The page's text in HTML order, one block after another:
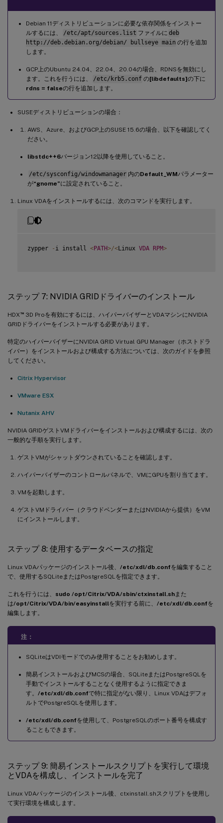
Debian 11ディストリビューションに必要な依存関係をインストー
ルするには、
/etc/apt/sources.list ファイルに deb
http://deb.debian.org/debian/ bullseye main の行を追加
します。
GCP上のUbuntu 24.04、22.04、20.04の場合、RDNSを無効にし
ます。これを行うには、
/etc/krb5.conf の[libdefaults]の下に
rdns = falseの行を追加します。
SUSEディストリビューションの場合：
AWS、Azure、およびGCP上のSUSE 15.6の場合、以下を確認してく
ださい。
libstdc++6バージョン12以降を使用していること。
/etc/sysconfig/windowmanager 内のDefault_WMパラメーター
が“gnome”に設定されていること。
Linux VDAをインストールするには、次のコマンドを実行します。
zypper - i install <PATH>/<Linux VDA RPM>
ステップ 7: NVIDIA GRIDドライバーのインストール
HDX™3D Proを有効にするには、ハイパーバイザーとVDAマシンにNVIDIA
GRIDドライバーをインストールする必要があります。
特定のハイパーバイザーにNVIDIA GRID Virtual GPU Manager（ホストドラ
イバー）をインストールおよび構成する方法については、次のガイドを参照
してください。
Citrix Hypervisor
VMware ESX
Nutanix AHV
NVIDIA GRIDゲストVMドライバーをインストールおよび構成するには、次の
一般的な手順を実行します。
ゲストVMがシャットダウンされていることを確認します。
ハイパーバイザーのコントロールパネルで、VMにGPUを割り当てます。
VMを起動します。
ゲストVMドライバー（クラウドベンダーまたはNVIDIAから提供）をVM
にインストールします。
ステップ 8: 使用するデータベースの指定
Linux VDAパッケージのインストール後、 /etc/xdl/db.confを編集すること
で、使用するSQLiteまたはPostgreSQLを指定できます。
これを行うには、 sudo /opt/Citrix/VDA/sbin/ctxinstall.shまた
は/opt/Citrix/VDA/bin/easyinstallを実行する前に、 /etc/xdl/db.confを
編集します。
注：
SQLiteはVDIモードでのみ使用することをお勧めします。
簡易インストールおよびMCSの場合、SQLiteまたはPostgreSQLを
手動でインストールすることなく使用するように指定できま
す。 /etc/xdl/db.confで特に指定がない限り、Linux VDAはデフォ
ルトでPostgreSQLを使用します。
/etc/xdl/db.confを使用して、PostgreSQLのポート番号を構成す
ることもできます。
ステップ 9: 簡易インストールスクリプトを実行して環境
とVDAを構成し、インストールを完了
Linux VDAパッケージのインストール後、ctxinstall.shスクリプトを使用し
て実行環境を構成します。